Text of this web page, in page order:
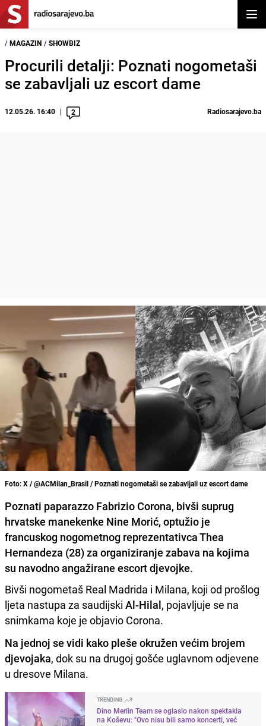
/ MAGAZIN / SHOWBIZ
Procurili detalji: Poznati nogometaši
se zabavljali uz escort dame
12.05.26. 16:40 2 Radiosarajevo.ba
Foto: X / @ACMilan_Brasil / Poznati nogometaši se zabavljali uz escort dame
Poznati paparazzo Fabrizio Corona, bivši suprug
hrvatske manekenke Nine Morić, optužio je
francuskog nogometnog reprezentativca Thea
Hernandeza (28) za organiziranje zabava na kojima
su navodno angažirane escort djevojke.
Bivši nogometaš Real Madrida i Milana, koji od prošlog
ljeta nastupa za saudijski Al-Hilal, pojavljuje se na
snimkama koje je objavio Corona.
Na jednoj se vidi kako pleše okružen većim brojem
djevojaka, dok su na drugoj gošće uglavnom odjevene
u dresove Milana.
TRENDING
Dino Merlin Team se oglasio nakon spektakla
na Koševu: "Ovo nisu bili samo koncerti, već